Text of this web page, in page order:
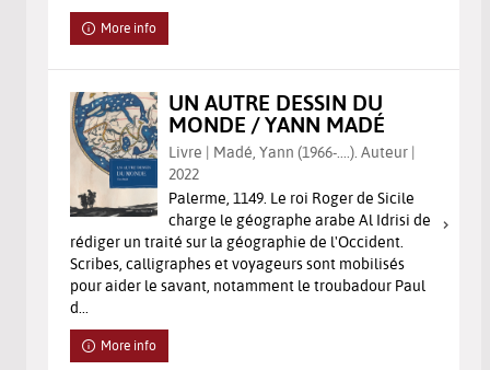
More info
UN AUTRE DESSIN DU
MONDE / YANN MADÉ
Livre | Madé, Yann (1966-....). Auteur |
2022
Palerme, 1149. Le roi Roger de Sicile
charge le géographe arabe Al Idrisi de
rédiger un traité sur la géographie de l'Occident.
Scribes, calligraphes et voyageurs sont mobilisés
pour aider le savant, notamment le troubadour Paul
d...
More info